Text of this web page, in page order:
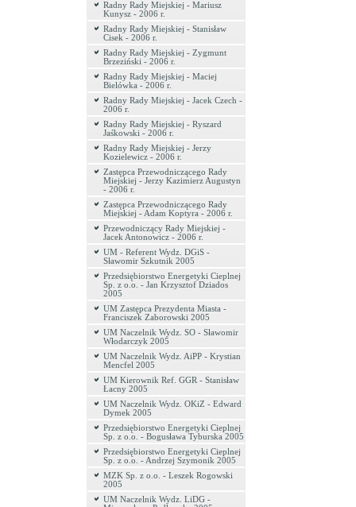
Radny Rady Miejskiej - Mariusz
Kunysz - 2006 r.
Radny Rady Miejskiej - Stanisław
Cisek - 2006 r.
Radny Rady Miejskiej - Zygmunt
Brzeziński - 2006 r.
Radny Rady Miejskiej - Maciej
Bielówka - 2006 r.
Radny Rady Miejskiej - Jacek Czech -
2006 r.
Radny Rady Miejskiej - Ryszard
Jaśkowski - 2006 r.
Radny Rady Miejskiej - Jerzy
Kozielewicz - 2006 r.
Zastępca Przewodniczącego Rady
Miejskiej - Jerzy Kazimierz Augustyn
- 2006 r.
Zastępca Przewodniczącego Rady
Miejskiej - Adam Koptyra - 2006 r.
Przewodniczący Rady Miejskiej -
Jacek Antonowicz - 2006 r.
UM - Referent Wydz. DGiS -
Sławomir Szkutnik 2005
Przedsiębiorstwo Energetyki Cieplnej
Sp. z o.o. - Jan Krzysztof Dziados
2005
UM Zastępca Prezydenta Miasta -
Franciszek Zaborowski 2005
UM Naczelnik Wydz. SO - Sławomir
Włodarczyk 2005
UM Naczelnik Wydz. AiPP - Krystian
Mencfel 2005
UM Kierownik Ref. GGR - Stanisław
Łacny 2005
UM Naczelnik Wydz. OKiZ - Edward
Dymek 2005
Przedsiębiorstwo Energetyki Cieplnej
Sp. z o.o. - Bogusława Tyburska 2005
Przedsiębiorstwo Energetyki Cieplnej
Sp. z o.o. - Andrzej Szymonik 2005
MZK Sp. z o.o. - Leszek Rogowski
2005
UM Naczelnik Wydz. LiDG -